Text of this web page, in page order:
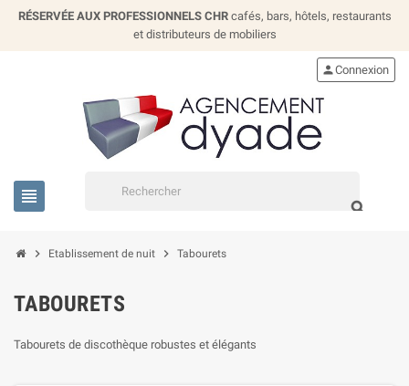
RÉSERVÉE AUX PROFESSIONNELS CHRcafés, bars, hôtels, restaurants
et distributeurs de mobiliers
view_headline
search
personConnexion
chevron_right Etablissement de nuit chevron_right Tabourets
TABOURETS
Tabourets de discothèque robustes et élégants